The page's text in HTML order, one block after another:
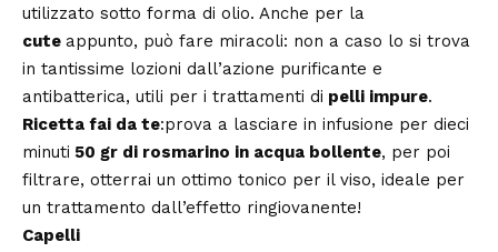
utilizzato sotto forma di olio. Anche per la
cute appunto, può fare miracoli: non a caso lo si trova
in tantissime lozioni dall’azione purificante e
antibatterica, utili per i trattamenti di pelli impure.
Ricetta fai da te:prova a lasciare in infusione per dieci
minuti 50 gr di rosmarino in acqua bollente, per poi
filtrare, otterrai un ottimo tonico per il viso, ideale per
un trattamento dall’effetto ringiovanente!
Capelli